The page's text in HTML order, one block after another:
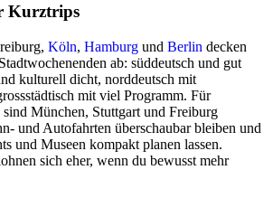
Kurztrips
Köln, Hamburg und Berlin decken
ab: süddeutsch und gut
kulturell dicht, norddeutsch mit
mit viel Programm. Für
München, Stuttgart und Freiburg
und Autofahrten überschaubar bleiben und
und Museen kompakt planen lassen.
sich eher, wenn du bewusst mehr